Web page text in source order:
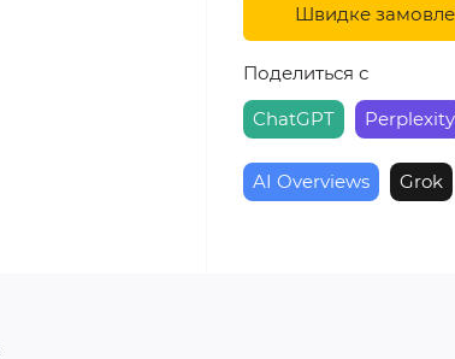
Швидке
Поделиться с
ChatGPT
Perplexity
AI Overviews Grok